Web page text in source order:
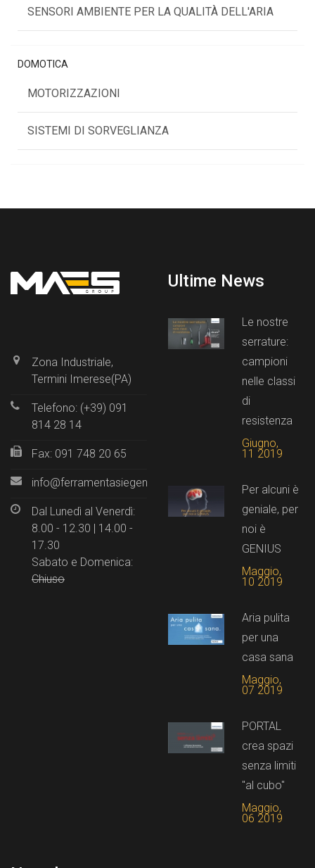
SENSORI AMBIENTE PER LA QUALITÀ DELL'ARIA
DOMOTICA
MOTORIZZAZIONI
SISTEMI DI SORVEGLIANZA
Zona Industriale,
Termini Imerese(PA)
Telefono: (+39) 091
814 28 14
Fax: 091 748 20 65
info@ferramentasiegenia.it
Dal Lunedì al Venerdì:
8.00 - 12.30 | 14.00 -
17.30
Sabato e Domenica:
Chiuso
Ultime News
Le nostre
serrature:
campioni
nelle classi
di
resistenza
Giugno,
11 2019
Per alcuni è
geniale, per
noi è
GENIUS
Maggio,
10 2019
Aria pulita
per una
casa sana
Maggio,
07 2019
PORTAL
crea spazi
senza limiti
"al cubo"
Maggio,
06 2019